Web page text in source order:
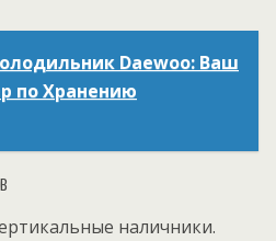
Daewoo: Ваш
по Хранению
наличники.